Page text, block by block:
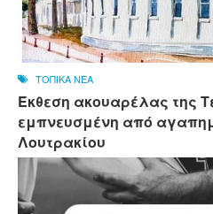
ΤΟΠΙΚΑ ΝΕΑ
Έκθεση ακουαρέλας της
εμπνευσμένη από
Λουτρακίου